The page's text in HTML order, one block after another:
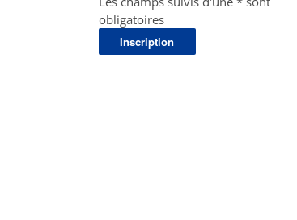
obligatoires